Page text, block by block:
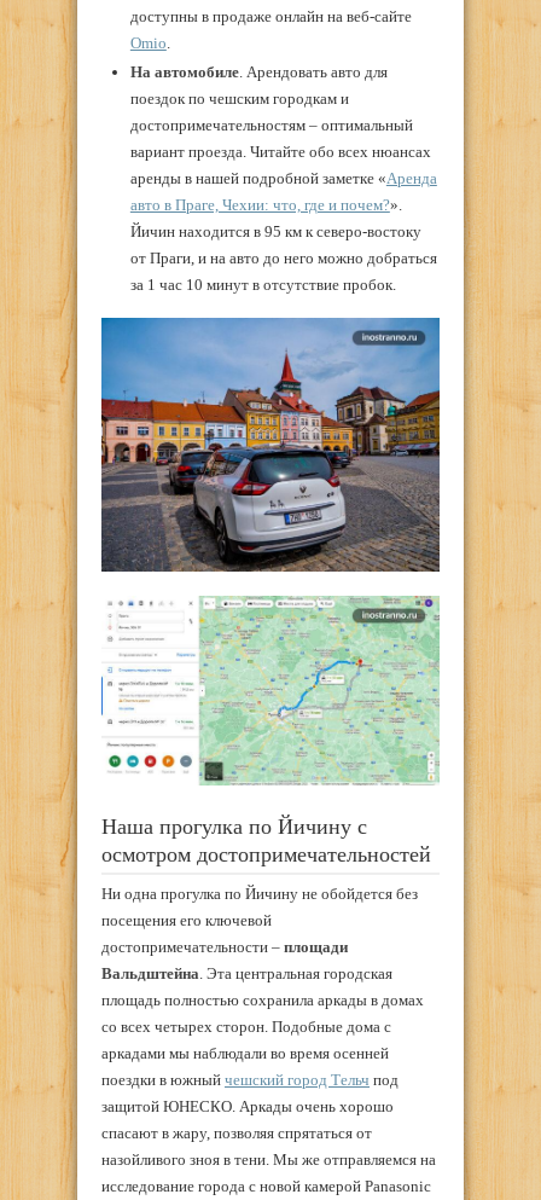
доступны в продаже онлайн на веб-сайте
Omio
На автомобиле. Арендовать авто для
поездок по чешским городкам и
достопримечательностям – оптимальный
вариант проезда. Читайте обо всех нюансах
аренды в нашей подробной заметке «Аренда
авто в Праге, Чехии: что, где и почем?».
Йичин находится в 95 км к северо-востоку
от Праги, и на авто до него можно добраться
за 1 час 10 минут в отсутствие пробок.
Наша прогулка по Йичину с
осмотром достопримечательностей
Ни одна прогулка по Йичину не обойдется без
посещения его ключевой
достопримечательности – площади
Вальдштейна. Эта центральная городская
площадь полностью сохранила аркады в домах
со всех четырех сторон. Подобные дома с
аркадами мы наблюдали во время осенней
поездки в южный чешский город Тельч под
защитой ЮНЕСКО. Аркады очень хорошо
спасают в жару, позволяя спрятаться от
назойливого зноя в тени. Мы же отправляемся на
исследование города с новой камерой Panasonic